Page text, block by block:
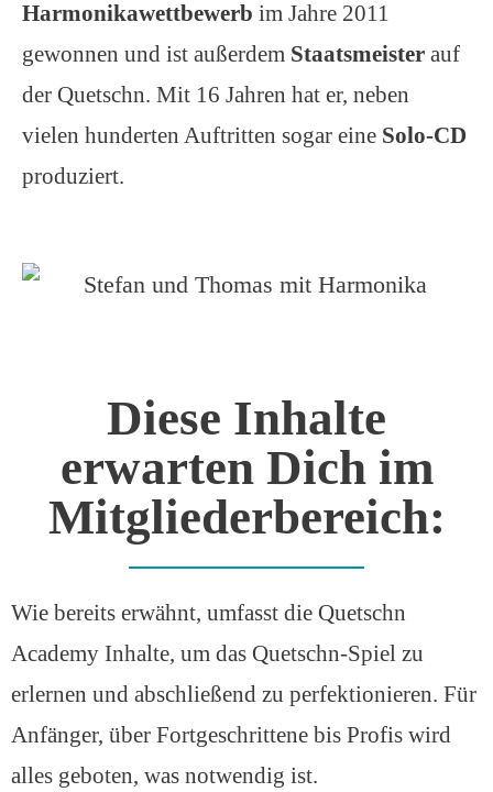
Harmonikawettbewerb im Jahre 2011
gewonnen und ist außerdem Staatsmeister auf
der Quetschn. Mit 16 Jahren hat er, neben
vielen hunderten Auftritten sogar eine Solo-CD
produziert.
Diese Inhalte
erwarten Dich im
Mitgliederbereich:
Wie bereits erwähnt, umfasst die Quetschn
Academy Inhalte, um das Quetschn-Spiel zu
erlernen und abschließend zu perfektionieren. Für
Anfänger, über Fortgeschrittene bis Profis wird
alles geboten, was notwendig ist.